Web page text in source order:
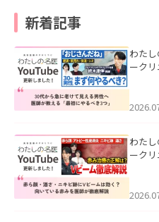
新着記事
わた
ーク
た。
わた
ーク
した。